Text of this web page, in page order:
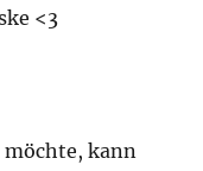
<3
möchte, kann